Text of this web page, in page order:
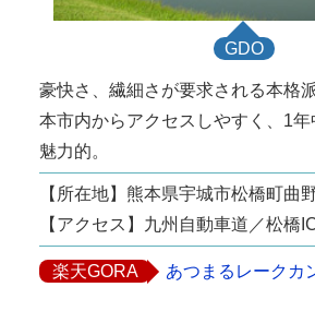
GDO
豪快さ、繊細さが要求される本格
本市内からアクセスしやすく、1
魅力的。
【所在地】熊本県宇城市松橋町曲
【アクセス】九州自動車道／松橋
楽天GORA あつまるレークカ